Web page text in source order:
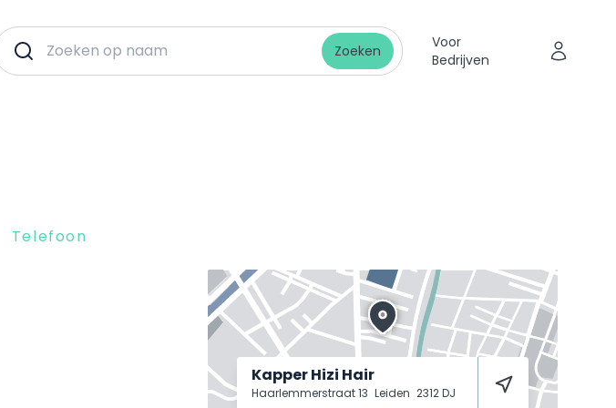
Zoeken
Voor
Bedrijven
Telefoon
Kapper Hizi Hair
Haarlemmerstraat 13 Leiden 2312 DJ